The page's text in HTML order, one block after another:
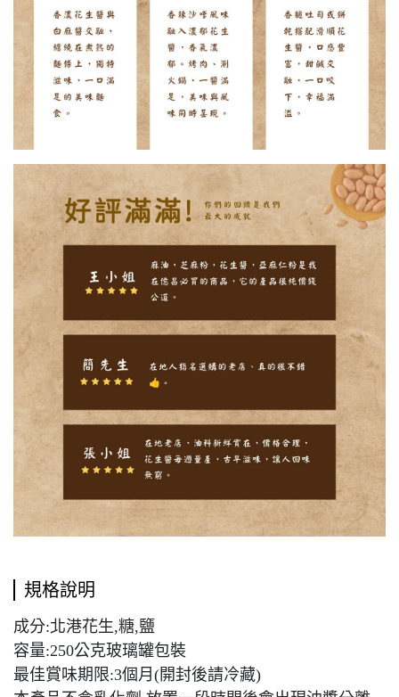
規格說明
成分:北港花生,糖,鹽
容量:250公克玻璃罐包裝
最佳賞味期限:3個月(開封後請冷藏)